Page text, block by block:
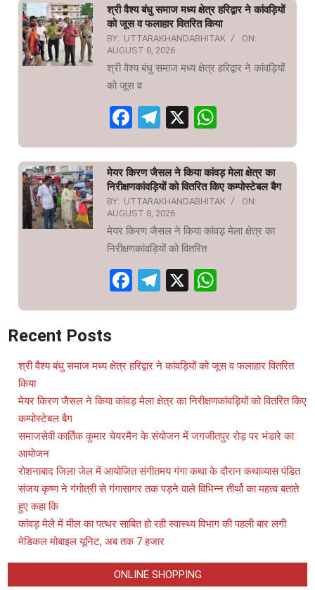
श्री वैश्य बंधु समाज मध्य क्षेत्र हरिद्वार ने कांवड़ियों
को जूस व फलाहार वितरित किया
BY: UTTARAKHANDABHITAK
ON:
AUGUST 8, 2026
श्री वैश्य बंधु समाज मध्य क्षेत्र हरिद्वार ने कांवड़ियों
को जूस व
Facebook
Telegram
X
मेयर किरण जैसल ने किया कांवड़ मेला क्षेत्र का
निरीक्षणकांवड़ियों को वितरित किए कम्पोस्टेबल बैग
BY: UTTARAKHANDABHITAK
ON:
AUGUST 8, 2026
मेयर किरण जैसल ने किया कांवड़ मेला क्षेत्र का
निरीक्षणकांवड़ियों को वितरित
Facebook
Telegram
X
Recent Posts
श्री वैश्य बंधु समाज मध्य क्षेत्र हरिद्वार ने कांवड़ियों को जूस व फलाहार वितरित
किया
मेयर किरण जैसल ने किया कांवड़ मेला क्षेत्र का निरीक्षणकांवड़ियों को वितरित किए
कम्पोस्टेबल बैग
समाजसेवी कार्तिक कुमार चेयरमैन के संयोजन में जगजीतपुर रोड़ पर भंडारे का
आयोजन
रोशनाबाद जिला जेल में आयोजित संगीतमय गंगा कथा के दौरान कथाव्यास पंडित
संजय कृष्ण ने गंगोत्री से गंगासागर तक पड़ने वाले विभिन्न तीर्थो का महत्व बताते
हुए कहा कि
कांवड़ मेले में मील का पत्थर साबित हो रही स्वास्थ्य विभाग की पहली बार लगी
मेडिकल मोबाइल यूनिट, अब तक 7 हजार
ONLINE SHOPPING